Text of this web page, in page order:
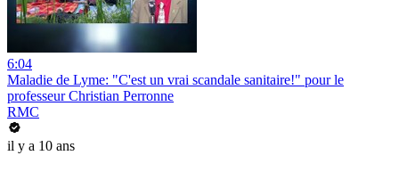
6:04
Maladie de Lyme: "C'est un vrai scandale sanitaire!" pour le
professeur Christian Perronne
RMC
il y a 10 ans